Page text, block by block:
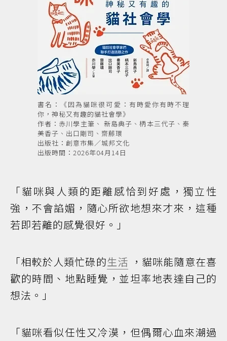
書名：《因為貓咪很可愛：有時愛你有時不理
你，神秘又有趣的貓社會學》
作者：赤川學主筆、 新島典子、柄本三代子、秦
美香子、出口剛司、齋藤環
出版社：創意市集／城邦文化
出版時間：2026年04月14日
「貓咪與人類的距離感恰到好處，獨立性
強，不會諂媚，隨心所欲地想來才來，這種
若即若離的感覺很好。」
「相較於人類忙碌的生活 ，貓咪能隨意在喜
歡的時間、地點睡覺，並坦率地表達自己的
想法。」
「貓咪看似任性又冷漠，但偶爾心血來潮過